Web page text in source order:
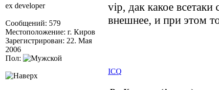
ex developer
Сообщений: 579
Местоположение: г. Киров
Зарегистрирован: 22. Мая
2006
Пол:
vip, дак какое
внешнее, и при этом
ICQ